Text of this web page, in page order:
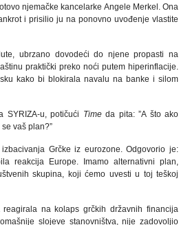
njemačke kancelarke Angele Merkel. Ona
i prisilio ju na ponovno uvođenje vlastite
ubrzano dovodeći do njene propasti na
praktički preko noći putem hiperinflacije.
kako bi blokirala navalu na banke i silom
SYRIZA-u, potičući Timeda pita: ”A što ako
vaš plan?”
Grčke iz eurozone. Odgovorio je:
reakcija Europe. Imamo alternativni plan,
skupina, koji ćemo uvesti u toj teškoj
na kolaps grčkih državnih financija
slojeve stanovništva, nije zadovoljio